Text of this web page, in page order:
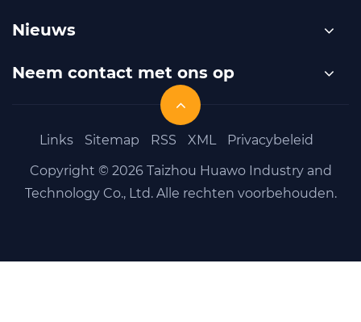
Nieuws
Neem contact met ons op
Links Sitemap RSS XML
Privacybeleid
Copyright © 2026 Taizhou Huawo Industry and
Technology Co., Ltd. Alle rechten voorbehouden.